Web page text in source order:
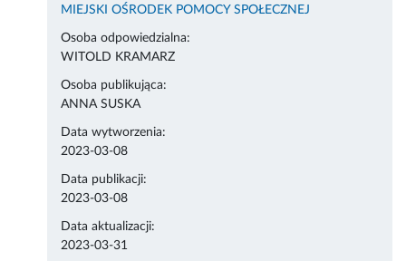
MIEJSKI OŚRODEK POMOCY SPOŁECZNEJ
Osoba odpowiedzialna:
WITOLD KRAMARZ
Osoba publikująca:
ANNA SUSKA
Data wytworzenia:
2023-03-08
Data publikacji:
2023-03-08
Data aktualizacji:
2023-03-31